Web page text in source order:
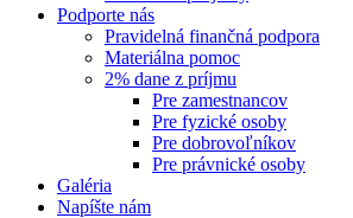
Podporte nás
Pravidelná finančná podpora
Materiálna pomoc
2% dane z príjmu
Pre zamestnancov
Pre fyzické osoby
Pre dobrovoľníkov
Pre právnické osoby
Galéria
Napíšte nám